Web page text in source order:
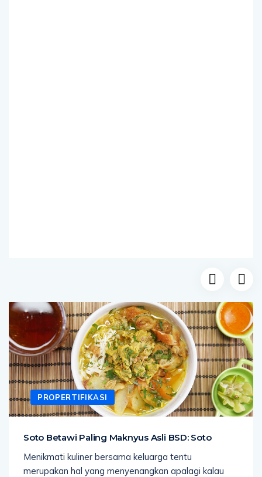
PROPERTIFIKASI
Soto Betawi Paling Maknyus Asli BSD: Soto
Menikmati kuliner bersama keluarga tentu
merupakan hal yang menyenangkan apalagi kalau